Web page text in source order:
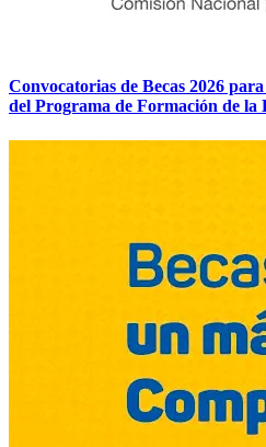
Convocatorias de Becas 2026
del Programa de Formación de